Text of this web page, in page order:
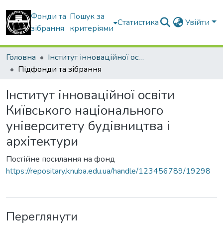
Фонди та
зібрання
Пошук за
критеріями
Статистика Увійти
Головна
Інститут інноваційної освіти Київського національного університету будівництва і архітектури
Підфонди та зібрання
Інститут інноваційної освіти
Київського національного
університету будівництва і
архітектури
Постійне посилання на фонд
https://repositary.knuba.edu.ua/handle/123456789/19298
Переглянути